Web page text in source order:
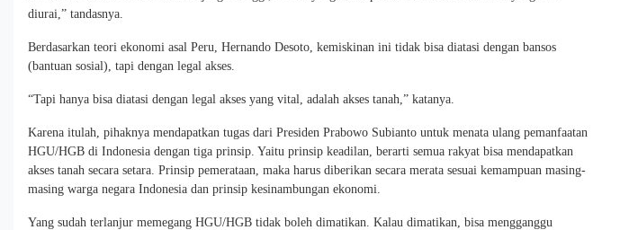
diurai,” tandasnya.
Berdasarkan teori ekonomi asal Peru, Hernando Desoto, kemiskinan ini tidak bisa diatasi dengan bansos
(bantuan sosial), tapi dengan legal akses.
“Tapi hanya bisa diatasi dengan legal akses yang vital, adalah akses tanah,” katanya.
Karena itulah, pihaknya mendapatkan tugas dari Presiden Prabowo Subianto untuk menata ulang pemanfaatan
HGU/HGB di Indonesia dengan tiga prinsip. Yaitu prinsip keadilan, berarti semua rakyat bisa mendapatkan
akses tanah secara setara. Prinsip pemerataan, maka harus diberikan secara merata sesuai kemampuan masing-
masing warga negara Indonesia dan prinsip kesinambungan ekonomi.
Yang sudah terlanjur memegang HGU/HGB tidak boleh dimatikan. Kalau dimatikan, bisa mengganggu